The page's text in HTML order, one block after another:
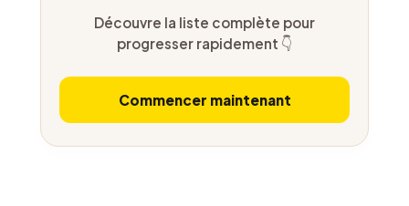
Découvre la liste complète pour
progresser rapidement 👇
Commencer maintenant